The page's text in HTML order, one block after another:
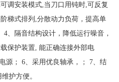
调安装模式,当刀口用钝时,可反复
梯式排列,分散动力负荷，提高单
、隔音结构设计，降低运行噪音，
保护装置, 能正确连接外部电
源； 6、采用优良轴承，； 7、结
护方便。